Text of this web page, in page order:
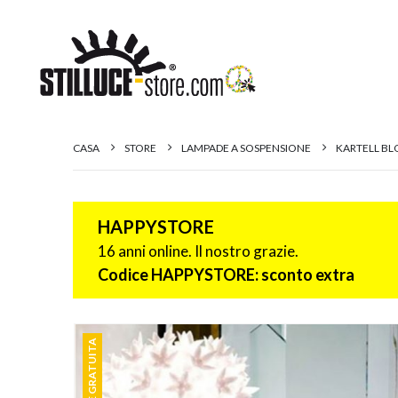
CASA STORE LAMPADE A SOSPENSIONE KARTELL
HAPPYSTORE
16 anni online. Il nostro grazie.
Codice HAPPYSTORE: sconto extra